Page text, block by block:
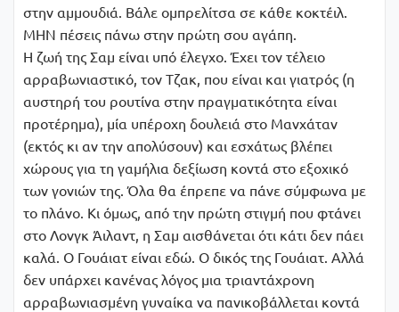
στην αμμουδιά. Βάλε ομπρελίτσα σε κάθε κοκτέιλ.
ΜΗΝ πέσεις πάνω στην πρώτη σου αγάπη.
Η ζωή της Σαμ είναι υπό έλεγχο. Έχει τον τέλειο
αρραβωνιαστικό, τον Τζακ, που είναι και γιατρός (η
αυστηρή του ρουτίνα στην πραγματικότητα είναι
προτέρημα), μία υπέροχη δουλειά στο Μανχάταν
(εκτός κι αν την απολύσουν) και εσχάτως βλέπει
χώρους για τη γαμήλια δεξίωση κοντά στο εξοχικό
των γονιών της. Όλα θα έπρεπε να πάνε σύμφωνα με
το πλάνο. Κι όμως, από την πρώτη στιγμή που φτάνει
στο Λονγκ Άιλαντ, η Σαμ αισθάνεται ότι κάτι δεν πάει
καλά. Ο Γουάιατ είναι εδώ. Ο δικός της Γουάιατ. Αλλά
δεν υπάρχει κανένας λόγος μια τριαντάχρονη
αρραβωνιασμένη γυναίκα να πανικοβάλλεται κοντά